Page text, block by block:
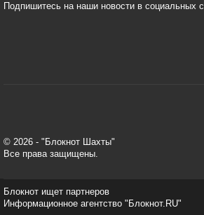
Подпишитесь на наши новости в социальных
© 2026 - "Блокнот Шахты"
Все права защищены.
Блокнот ищет партнеров
Информационное агентство "Блокнот.RU"